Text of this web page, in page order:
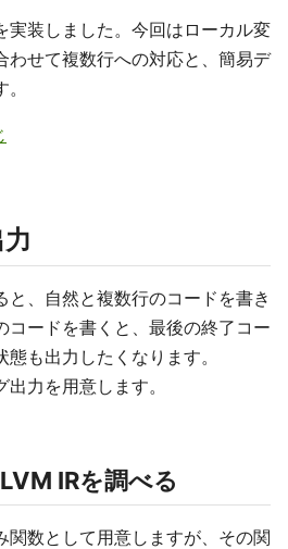
実装しました。今回はローカル変
わせて複数行への対応と、簡易デ
と、自然と複数行のコードを書き
コードを書くと、最後の終了コー
も出力したくなります。
力を用意します。
IRを調べる
関数として用意しますが、その関